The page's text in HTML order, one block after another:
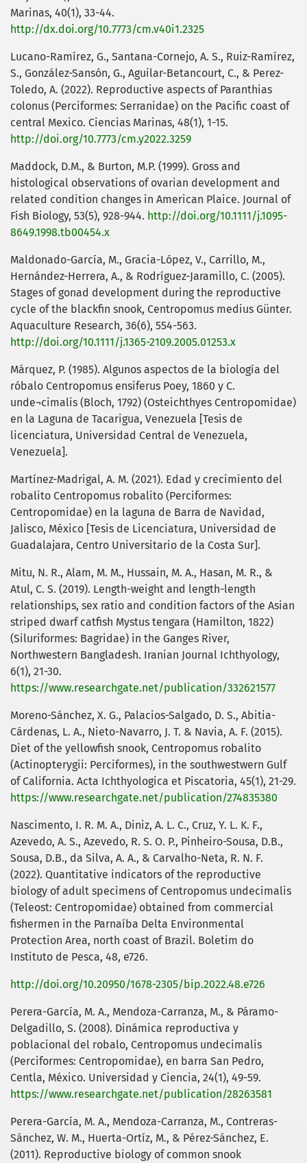
Marinas, 40(1), 33-44.
http://dx.doi.org/10.7773/cm.v40i1.2325
Lucano-Ramírez, G., Santana-Cornejo, A. S., Ruiz-Ramírez,
S., González-Sansón, G., Aguilar-Betancourt, C., & Perez-
Toledo, A. (2022). Reproductive aspects of Paranthias
colonus (Perciformes: Serranidae) on the Pacific coast of
central Mexico. Ciencias Marinas, 48(1), 1-15.
http://doi.org/10.7773/cm.y2022.3259
Maddock, D.M., & Burton, M.P. (1999). Gross and
histological observations of ovarian development and
related condition changes in American Plaice. Journal of
Fish Biology, 53(5), 928-944. http://doi.org/10.1111/j.1095-
8649.1998.tb00454.x
Maldonado-García, M., Gracia-López, V., Carrillo, M.,
Hernández-Herrera, A., & Rodríguez-Jaramillo, C. (2005).
Stages of gonad development during the reproductive
cycle of the blackfin snook, Centropomus medius Günter.
Aquaculture Research, 36(6), 554-563.
http://doi.org/10.1111/j.1365-2109.2005.01253.x
Márquez, P. (1985). Algunos aspectos de la biología del
róbalo Centropomus ensiferus Poey, 1860 y C.
unde¬cimalis (Bloch, 1792) (Osteichthyes Centropomidae)
en la Laguna de Tacarigua, Venezuela [Tesis de
licenciatura, Universidad Central de Venezuela,
Venezuela].
Martínez-Madrigal, A. M. (2021). Edad y crecimiento del
robalito Centropomus robalito (Perciformes:
Centropomidae) en la laguna de Barra de Navidad,
Jalisco, México [Tesis de Licenciatura, Universidad de
Guadalajara, Centro Universitario de la Costa Sur].
Mitu, N. R., Alam, M. M., Hussain, M. A., Hasan, M. R., &
Atul, C. S. (2019). Length-weight and length-length
relationships, sex ratio and condition factors of the Asian
striped dwarf catfish Mystus tengara (Hamilton, 1822)
(Siluriformes: Bagridae) in the Ganges River,
Northwestern Bangladesh. Iranian Journal Ichthyology,
6(1), 21-30.
https://www.researchgate.net/publication/332621577
Moreno-Sánchez, X. G., Palacios-Salgado, D. S., Abitia-
Cárdenas, L. A., Nieto-Navarro, J. T. & Navia, A. F. (2015).
Diet of the yellowfish snook, Centropomus robalito
(Actinopterygii: Perciformes), in the southwestwern Gulf
of California. Acta Ichthyologica et Piscatoria, 45(1), 21-29.
https://www.researchgate.net/publication/274835380
Nascimento, I. R. M. A., Diniz, A. L. C., Cruz, Y. L. K. F.,
Azevedo, A. S., Azevedo, R. S. O. P., Pinheiro-Sousa, D.B.,
Sousa, D.B., da Silva, A. A., & Carvalho-Neta, R. N. F.
(2022). Quantitative indicators of the reproductive
biology of adult specimens of Centropomus undecimalis
(Teleost: Centropomidae) obtained from commercial
fishermen in the Parnaíba Delta Environmental
Protection Area, north coast of Brazil. Boletim do
Instituto de Pesca, 48, e726.
http://doi.org/10.20950/1678-2305/bip.2022.48.e726
Perera-García, M. A., Mendoza-Carranza, M., & Páramo-
Delgadillo, S. (2008). Dinámica reproductiva y
poblacional del robalo, Centropomus undecimalis
(Perciformes: Centropomidae), en barra San Pedro,
Centla, México. Universidad y Ciencia, 24(1), 49-59.
https://www.researchgate.net/publication/28263581
Perera-García, M. A., Mendoza-Carranza, M., Contreras-
Sánchez, W. M., Huerta-Ortíz, M., & Pérez-Sánchez, E.
(2011). Reproductive biology of common snook